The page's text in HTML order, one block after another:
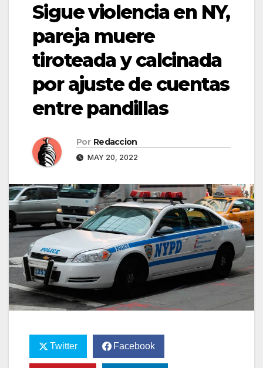
Sigue violencia en NY,
pareja muere
tiroteada y calcinada
por ajuste de cuentas
entre pandillas
Por Redaccion
MAY 20, 2022
Twitter Facebook